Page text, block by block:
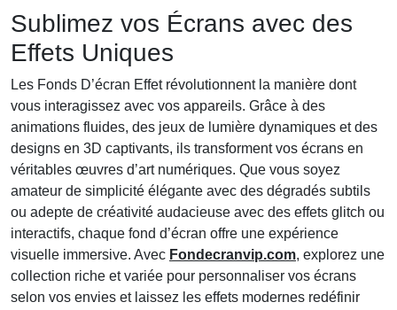
Sublimez vos Écrans avec des
Effets Uniques
Les Fonds D’écran Effet révolutionnent la manière dont
vous interagissez avec vos appareils. Grâce à des
animations fluides, des jeux de lumière dynamiques et des
designs en 3D captivants, ils transforment vos écrans en
véritables œuvres d’art numériques. Que vous soyez
amateur de simplicité élégante avec des dégradés subtils
ou adepte de créativité audacieuse avec des effets glitch ou
interactifs, chaque fond d’écran offre une expérience
visuelle immersive. Avec Fondecranvip.com, explorez une
collection riche et variée pour personnaliser vos écrans
selon vos envies et laissez les effets modernes redéfinir